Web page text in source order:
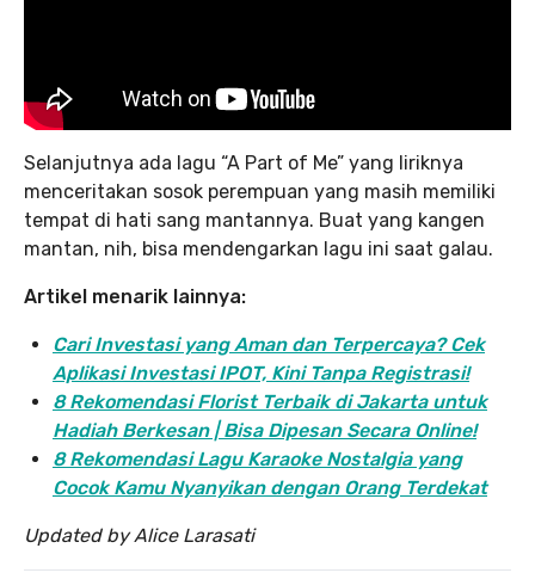
Selanjutnya ada lagu “A Part of Me” yang liriknya
menceritakan sosok perempuan yang masih memiliki
tempat di hati sang mantannya. Buat yang kangen
mantan, nih, bisa mendengarkan lagu ini saat galau.
Artikel menarik lainnya:
Cari Investasi yang Aman dan Terpercaya? Cek
Aplikasi Investasi IPOT, Kini Tanpa Registrasi!
8 Rekomendasi Florist Terbaik di Jakarta untuk
Hadiah Berkesan | Bisa Dipesan Secara Online!
8 Rekomendasi Lagu Karaoke Nostalgia yang
Cocok Kamu Nyanyikan dengan Orang Terdekat
Updated by Alice Larasati